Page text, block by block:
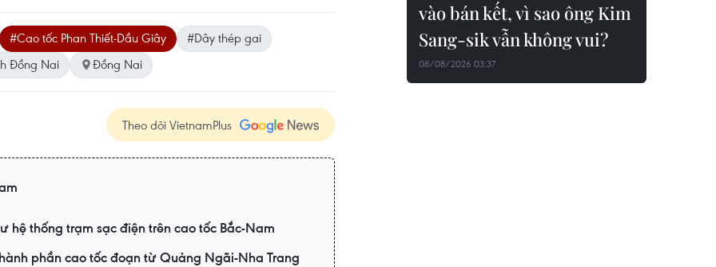
#Cao tốc Phan Thiết-Dầu Giây
#Dây thép gai
Đồng Nai Đồng Nai
Theo dõi VietnamPlus
hệ thống trạm sạc điện trên cao tốc Bắc-Nam
phần cao tốc đoạn từ Quảng Ngãi-Nha Trang
vào bán kết, vì sao ông Kim
Sang-sik vẫn không vui?
08/08/2026 03:37